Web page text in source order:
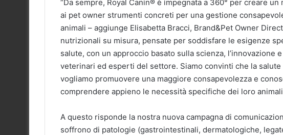
“Da sempre, Royal Canin® è impegnata a 360° per creare
ai pet owner strumenti concreti per una gestione
animali – aggiunge Elisabetta Bracci, Brand&Pet Owner
nutrizionali su misura, pensate per soddisfare le esigenze
salute, con un approccio basato sulla scienza, l’innovazione
veterinari ed esperti del settore. Siamo convinti che la
vogliamo promuovere una maggiore consapevolezza e
comprendere appieno le necessità specifiche dei loro
A questo risponde la nostra nuova campagna di
soffrono di patologie (gastrointestinali, dermatologiche,